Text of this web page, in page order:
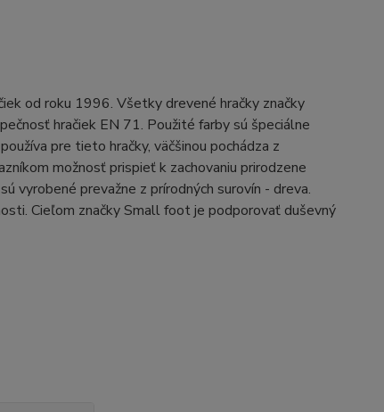
od roku 1996. Všetky drevené hračky značky
hračiek EN 71. Použité farby sú špeciálne
pre tieto hračky, väčšinou pochádza z
možnosť prispieť k zachovaniu prirodzene
vyrobené prevažne z prírodných surovín - dreva.
Cieľom značky Small foot je podporovať duševný